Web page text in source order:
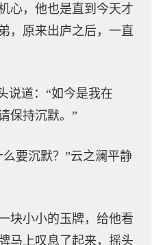
心，他也是直到今天才
，原来出庐之后，一直
说道：“如今是我在
保持沉默。”
要沉默？”云之澜平静
块小小的玉牌，给他看
马上叹息了起来，摇头